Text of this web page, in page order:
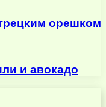
орешком
и авокадо